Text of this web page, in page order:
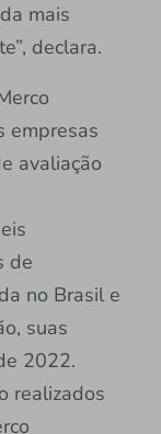
mais
declara.
empresas
avaliação
de
no Brasil e
suas
2022.
realizados